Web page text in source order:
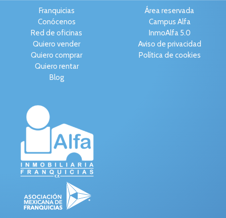
Franquicias
Conócenos
Red de oficinas
Quiero vender
Quiero comprar
Quiero rentar
Blog
Área reservada
Campus Alfa
InmoAlfa 5.0
Aviso de privacidad
Política de cookies